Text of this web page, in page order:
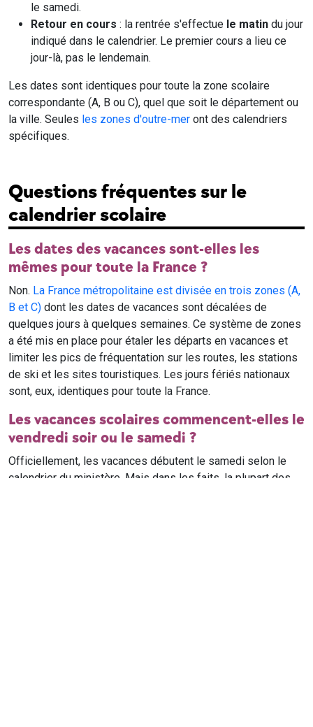
le samedi.
Retour en cours : la rentrée s'effectue le matin du jour
indiqué dans le calendrier. Le premier cours a lieu ce
jour-là, pas le lendemain.
Les dates sont identiques pour toute la zone scolaire
correspondante (A, B ou C), quel que soit le département ou
la ville. Seules les zones d'outre-mer ont des calendriers
spécifiques.
Questions fréquentes sur le
calendrier scolaire
Les dates des vacances sont-elles les
mêmes pour toute la France ?
Non. La France métropolitaine est divisée en trois zones (A,
B et C) dont les dates de vacances sont décalées de
quelques jours à quelques semaines. Ce système de zones
a été mis en place pour étaler les départs en vacances et
limiter les pics de fréquentation sur les routes, les stations
de ski et les sites touristiques. Les jours fériés nationaux
sont, eux, identiques pour toute la France.
Les vacances scolaires commencent-elles le
vendredi soir ou le samedi ?
Officiellement, les vacances débutent le samedi selon le
calendrier du ministère. Mais dans les faits, la plupart des